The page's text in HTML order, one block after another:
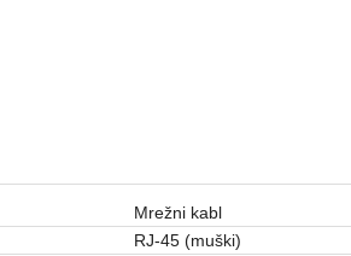
Mrežni kabl
RJ-45 (muški)